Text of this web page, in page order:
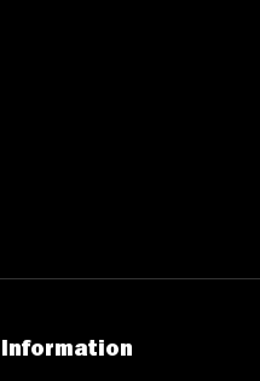
Information